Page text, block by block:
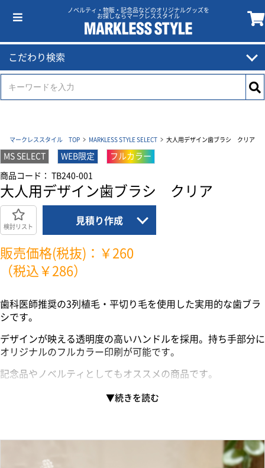
ノベルティ・物販・記念品などのオリジナルグッズを
お探しならマークレススタイル
こだわり検索
マークレススタイル TOP MARKLESS STYLE SELECT 大人用デザイン歯ブラシ クリア
MS SELECT WEB限定 フルカラー
商品コード： TB240-001
大人用デザイン歯ブラシ クリア
検討リスト
見積り作成
販売価格(税抜)：￥260
（税込￥286）
歯科医師推奨の3列植毛・平切り毛を使用した実用的な歯ブラ
シです。
デザインが映える透明度の高いハンドルを採用。持ち手部分に
オリジナルのフルカラー印刷が可能です。
記念品やノベルティとしてもオススメの商品です。